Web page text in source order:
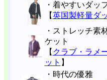
・着やすいダッ
【英国製軽量ダ
・ストレッチ素
ケット
【 クラブ・ラメ
ット 】
・時代の優雅